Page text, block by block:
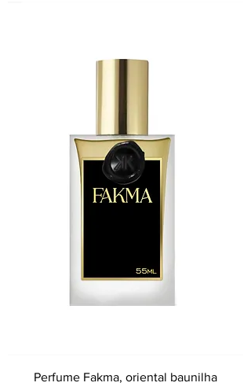
Perfume Fakma, oriental baunilha